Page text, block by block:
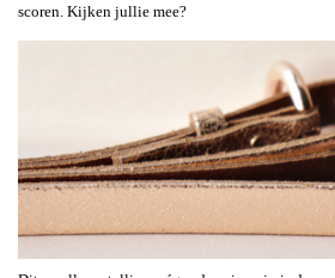
scoren. Kijken jullie mee?